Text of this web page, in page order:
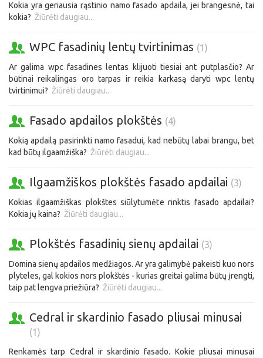
Kokia yra geriausia rąstinio namo fasado apdaila, jei brangesnė, tai
kokia? Žiūrėti daugiau...
WPC fasadinių lentų tvirtinimas (1)
Ar galima wpc fasadines lentas klijuoti tiesiai ant putplasčio? Ar
būtinai reikalingas oro tarpas ir reikia karkasą daryti wpc lentų
tvirtinimui? Žiūrėti daugiau...
Fasado apdailos plokštės (4)
Kokią apdailą pasirinkti namo fasadui, kad nebūtų labai brangu, bet
kad būtų ilgaamžiška? Žiūrėti daugiau...
Ilgaamžiškos plokštės fasado apdailai (3)
Kokias ilgaamžiškas plokštes siūlytumėte rinktis fasado apdailai?
Kokia jų kaina? Žiūrėti daugiau...
Plokštės fasadinių sienų apdailai (3)
Domina sienų apdailos medžiagos. Ar yra galimybė pakeisti kuo nors
plyteles, gal kokios nors plokštės - kurias greitai galima būtų įrengti,
taip pat lengva priežiūra? Žiūrėti daugiau...
Cedral ir skardinio fasado pliusai minusai
(1)
Renkamės tarp Cedral ir skardinio fasado. Kokie pliusai minusai